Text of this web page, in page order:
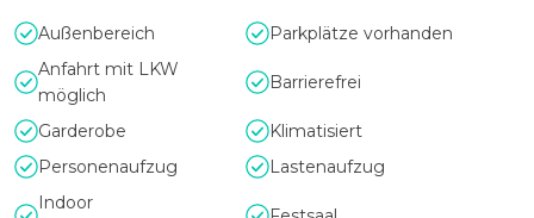
Außenbereich
Parkplätze vorhanden
Anfahrt mit LKW
möglich
Barrierefrei
Garderobe
Klimatisiert
Personenaufzug
Lastenaufzug
Indoor